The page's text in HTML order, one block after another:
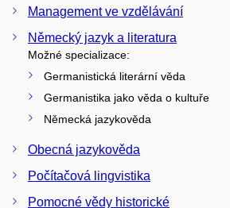
Management ve vzdělávání
Německý jazyk a literatura
Možné specializace:
Germanistická literární věda
Germanistika jako věda o kultuře
Německá jazykověda
Obecná jazykověda
Počítačová lingvistika
Pomocné vědy historické